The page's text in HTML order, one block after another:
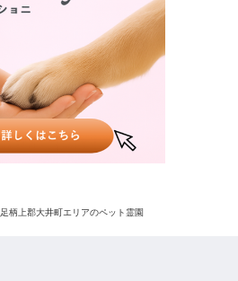
足柄上郡大井町エリアのペット霊園